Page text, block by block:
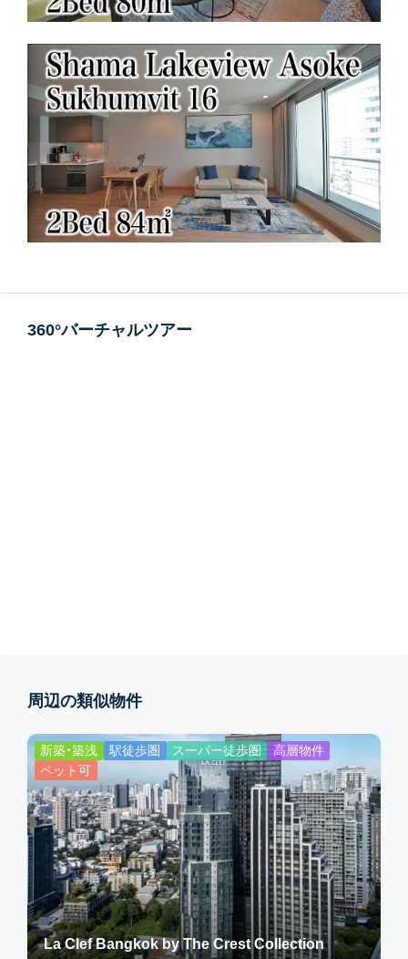
360°バーチャルツアー
周辺の類似物件
新築・築浅 駅徒歩圏 スーパー徒歩圏
高層物件
ペット可
La Clef Bangkok by The Crest Collection